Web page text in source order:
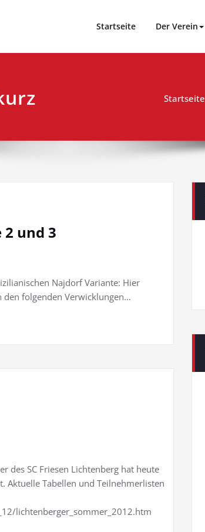
Startseite Der Verein
Startseite
und 3
Najdorf Variante: Hier
folgenden Verwicklungen…
des SC Friesen Lichtenberg hat heute
Aktuelle Tabellen und Teilnehmerlisten
lichtenberger_sommer_2012.htm